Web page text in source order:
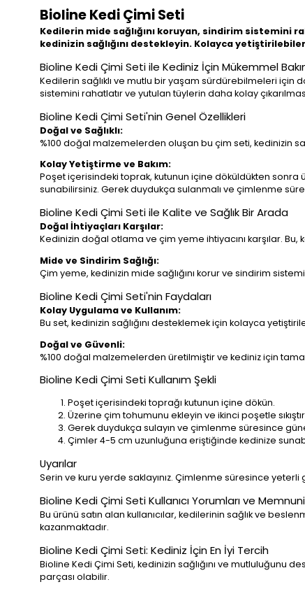
Bioline Kedi Çimi Seti
Kedilerin mide sağlığını koruyan, sindirim sistemini
kedinizin sağlığını destekleyin. Kolayca
Bioline Kedi Çimi Seti ile Kediniz İçin Mükemmel
Kedilerin sağlıklı ve mutlu bir yaşam sürdürebilmeleri için
sistemini rahatlatır ve yutulan tüylerin daha kolay
Bioline Kedi Çimi Seti'nin Genel Özellikleri
Doğal ve Sağlıklı:
%100 doğal malzemelerden oluşan bu çim seti, kedinizin
Kolay Yetiştirme ve Bakım:
Poşet içerisindeki toprak, kutunun içine döküldükten sonra
sunabilirsiniz. Gerek duydukça sulanmalı ve çimlenme
Bioline Kedi Çimi Seti ile Kalite ve Sağlık Bir Arada
Doğal İhtiyaçları Karşılar:
Kedinizin doğal otlama ve çim yeme ihtiyacını karşılar. Bu,
Mide ve Sindirim Sağlığı:
Çim yeme, kedinizin mide sağlığını korur ve sindirim
Bioline Kedi Çimi Seti'nin Faydaları
Kolay Uygulama ve Kullanım:
Bu set, kedinizin sağlığını desteklemek için kolayca
Doğal ve Güvenli:
%100 doğal malzemelerden üretilmiştir ve kediniz için
Bioline Kedi Çimi Seti Kullanım Şekli
Poşet içerisindeki toprağı kutunun içine dökün.
Üzerine çim tohumunu ekleyin ve ikinci poşetle
Gerek duydukça sulayın ve çimlenme süresince
Çimler 4-5 cm uzunluğuna eriştiğinde kedinize
Uyarılar
Serin ve kuru yerde saklayınız. Çimlenme süresince yeterli
Bioline Kedi Çimi Seti Kullanıcı Yorumları ve
Bu ürünü satın alan kullanıcılar, kedilerinin sağlık ve
kazanmaktadır.
Bioline Kedi Çimi Seti: Kediniz İçin En İyi Tercih
Bioline Kedi Çimi Seti, kedinizin sağlığını ve mutluluğunu
parçası olabilir.